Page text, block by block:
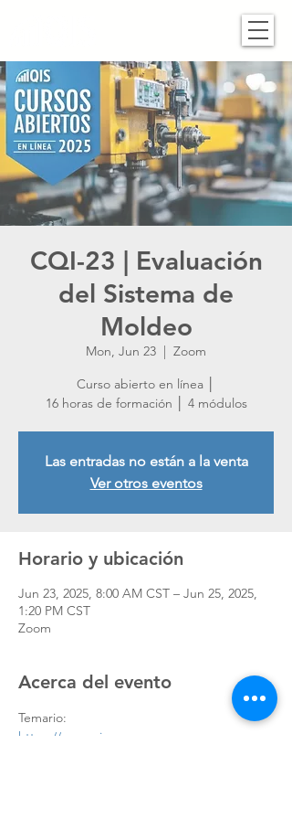
CQI-23 | Evaluación
del Sistema de
Moldeo
Mon, Jun 23
  |
Zoom
Curso abierto en línea │
16 horas de formación │ 4 módulos
Las entradas no están a la venta
Ver otros eventos
Horario y ubicación
Jun 23, 2025, 8:00 AM CST – Jun 25, 2025,
1:20 PM CST
Zoom
Acerca del evento
Temario:
https://www.qis-